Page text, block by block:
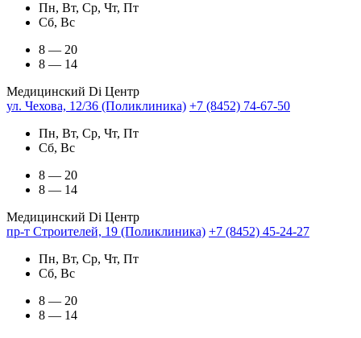
Пн, Вт, Ср, Чт, Пт
Сб, Вс
8 — 20
8 — 14
Медицинский Di Центр
ул. Чехова, 12/36 (Поликлиника) +7 (8452) 74-67-50
Пн, Вт, Ср, Чт, Пт
Сб, Вс
8 — 20
8 — 14
Медицинский Di Центр
пр-т Строителей, 19 (Поликлиника) +7 (8452) 45-24-27
Пн, Вт, Ср, Чт, Пт
Сб, Вс
8 — 20
8 — 14